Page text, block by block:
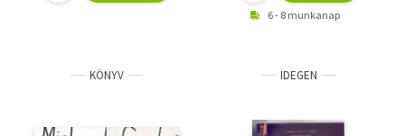
6 - 8 munkanap
KÖNYV IDEGEN